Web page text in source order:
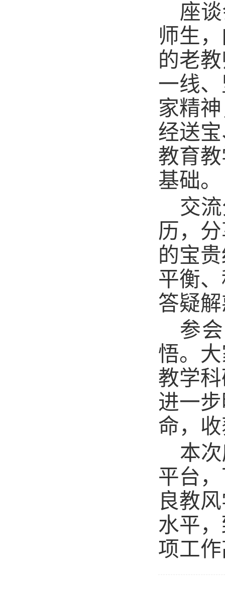
座
师生
的老
一线
家精
经送
教育
基础。
交
历，
的宝
平衡
答疑
参
悟。
教学
进一
命，
本
平台
良教
水平
项工